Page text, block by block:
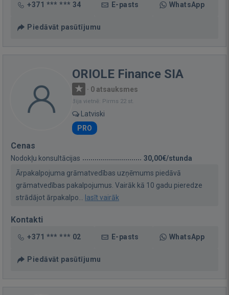
+371 *** *** 34 E-pasts WhatsApp
Piedāvāt pasūtījumu
ORIOLE Finance SIA
· 0 atsauksmes
Bija vietnē: Pirms 22 st.
Latviski
PRO
Cenas
Nodokļu konsultācijas
30,00€/stunda
Ārpakalpojuma grāmatvedības uzņēmums piedāvā
grāmatvedības pakalpojumus. Vairāk kā 10 gadu pieredze
strādājot ārpakalpo...
lasīt vairāk
Kontakti
+371 *** *** 02 E-pasts WhatsApp
Piedāvāt pasūtījumu